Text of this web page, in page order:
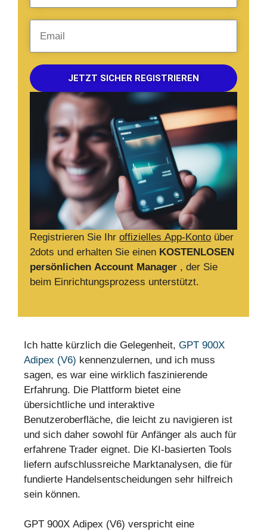
Registrieren Sie Ihr offizielles App-Konto über
2dots und erhalten Sie einen KOSTENLOSEN
persönlichen Account Manager , der Sie
beim Einrichtungsprozess unterstützt.
JETZT SICHER REGISTRIEREN
Ich hatte kürzlich die Gelegenheit, GPT 900X
Adipex (V6) kennenzulernen, und ich muss
sagen, es war eine wirklich faszinierende
Erfahrung. Die Plattform bietet eine
übersichtliche und interaktive
Benutzeroberfläche, die leicht zu navigieren ist
und sich daher sowohl für Anfänger als auch für
erfahrene Trader eignet. Die KI-basierten Tools
liefern aufschlussreiche Marktanalysen, die für
fundierte Handelsentscheidungen sehr hilfreich
sein können.
GPT 900X Adipex (V6) verspricht eine